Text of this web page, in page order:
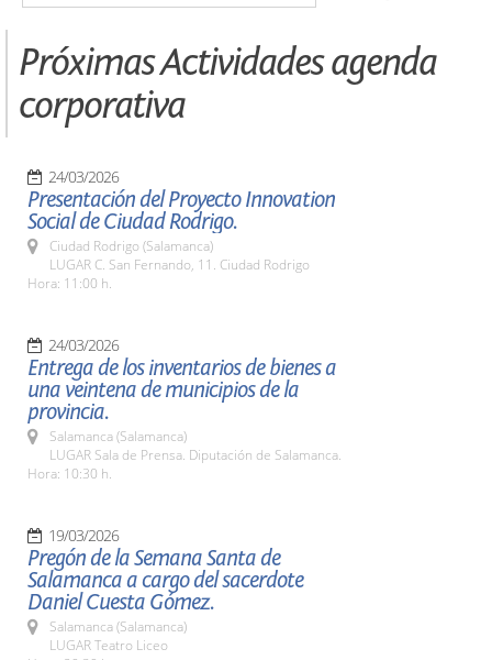
Próximas Actividades agenda
corporativa
24/03/2026
Presentación del Proyecto Innovation
Social de Ciudad Rodrigo.
Ciudad Rodrigo (Salamanca)
LUGAR C. San Fernando, 11. Ciudad Rodrigo
Hora: 11:00 h.
24/03/2026
Entrega de los inventarios de bienes a
una veintena de municipios de la
provincia.
Salamanca (Salamanca)
LUGAR Sala de Prensa. Diputación de Salamanca.
Hora: 10:30 h.
19/03/2026
Pregón de la Semana Santa de
Salamanca a cargo del sacerdote
Daniel Cuesta Gómez.
Salamanca (Salamanca)
LUGAR Teatro Liceo